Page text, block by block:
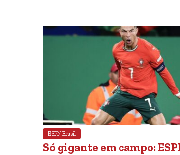
ESPN Brasil
Só gigante em campo: